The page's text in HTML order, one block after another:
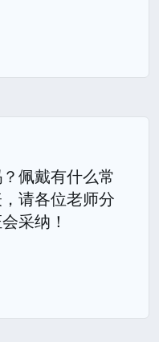
佩戴有什么常
请各位老师分
采纳！